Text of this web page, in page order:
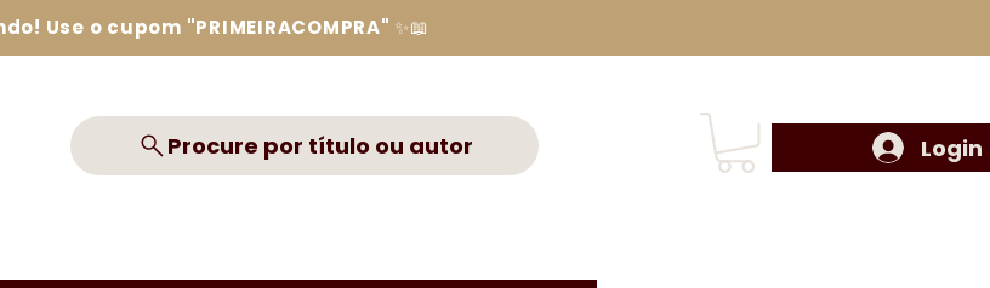
Use o cupom "PRIMEIRACOMPRA" ✨📖
Procure por título ou autor Login